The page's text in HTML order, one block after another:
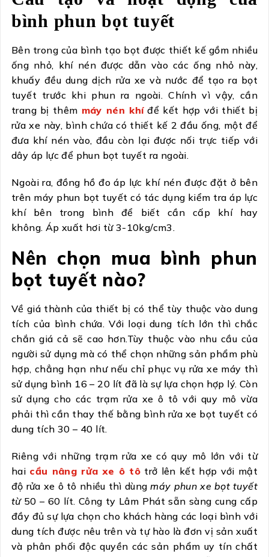
bình phun bọt tuyết
Bên trong của bình tạo bọt được thiết kế gồm nhiều
ống nhỏ, khí nén được dẫn vào các ống nhỏ này,
khuấy đều dung dịch rửa xe và nước để tạo ra bọt
tuyết trước khi phun ra ngoài. Chính vì vậy, cần
trang bị thêm máy nén khíđể kết hợp với thiết bị
rửa xe này, bình chứa có thiết kế 2 đầu ống, một để
đưa khí nén vào, đầu còn lại được nối trực tiếp với
dây áp lực để phun bọt tuyết ra ngoài.
Ngoài ra, đồng hồ đo áp lực khí nén được đặt ở bên
trên máy phun bọt tuyết có tác dụng kiểm tra áp lực
khí bên trong bình để biết cần cấp khí hay
không. Áp xuất hơi từ 3-10kg/cm3.
Nên chọn mua bình phun
bọt tuyết nào?
Về giá thành của thiết bị có thể tùy thuộc vào dung
tích của bình chứa. Với loại dung tích lớn thì chắc
chắn giá cả sẽ cao hơn.Tùy thuộc vào nhu cầu của
người sử dụng mà có thể chọn những sản phẩm phù
hợp, chẳng hạn như nếu chỉ phục vụ rửa xe máy thì
sử dụng bình 16 – 20 lít đã là sự lựa chọn hợp lý. Còn
sử dụng cho các trạm rửa xe ô tô với quy mô vừa
phải thì cần thay thế bằng bình rửa xe bọt tuyết có
dung tích 30 – 40 lít.
Riêng với những trạm rửa xe có quy mô lớn với từ
hai cầu nâng rửa xe ô tô trở lên kết hợp với mật
độ rửa xe ô tô nhiều thì dùngmáy phun xe bọt tuyết
từ50 – 60 lít. Công ty Lâm Phát sẵn sàng cung cấp
đầy đủ sự lựa chọn cho khách hàng các loại bình với
dung tích được nêu trên và tự hào là đơn vị sản xuất
và phân phối độc quyền các sản phẩm uy tín chất